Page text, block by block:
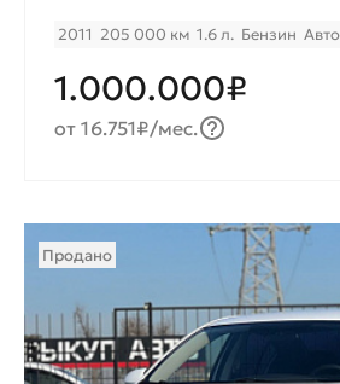
2011 205 000 км 1.6 л. Бензин
1.000.000₽
от 16.751₽/мес.
Продано